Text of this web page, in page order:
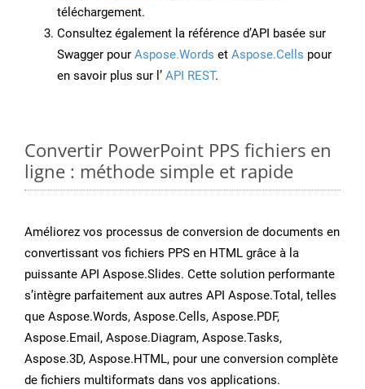
téléchargement.
Consultez également la référence d’API basée sur
Swagger pour Aspose.Words et Aspose.Cells pour
en savoir plus sur l’ API REST.
Convertir PowerPoint PPS fichiers en
ligne : méthode simple et rapide
Améliorez vos processus de conversion de documents en
convertissant vos fichiers PPS en HTML grâce à la
puissante API Aspose.Slides. Cette solution performante
s’intègre parfaitement aux autres API Aspose.Total, telles
que Aspose.Words, Aspose.Cells, Aspose.PDF,
Aspose.Email, Aspose.Diagram, Aspose.Tasks,
Aspose.3D, Aspose.HTML, pour une conversion complète
de fichiers multiformats dans vos applications.